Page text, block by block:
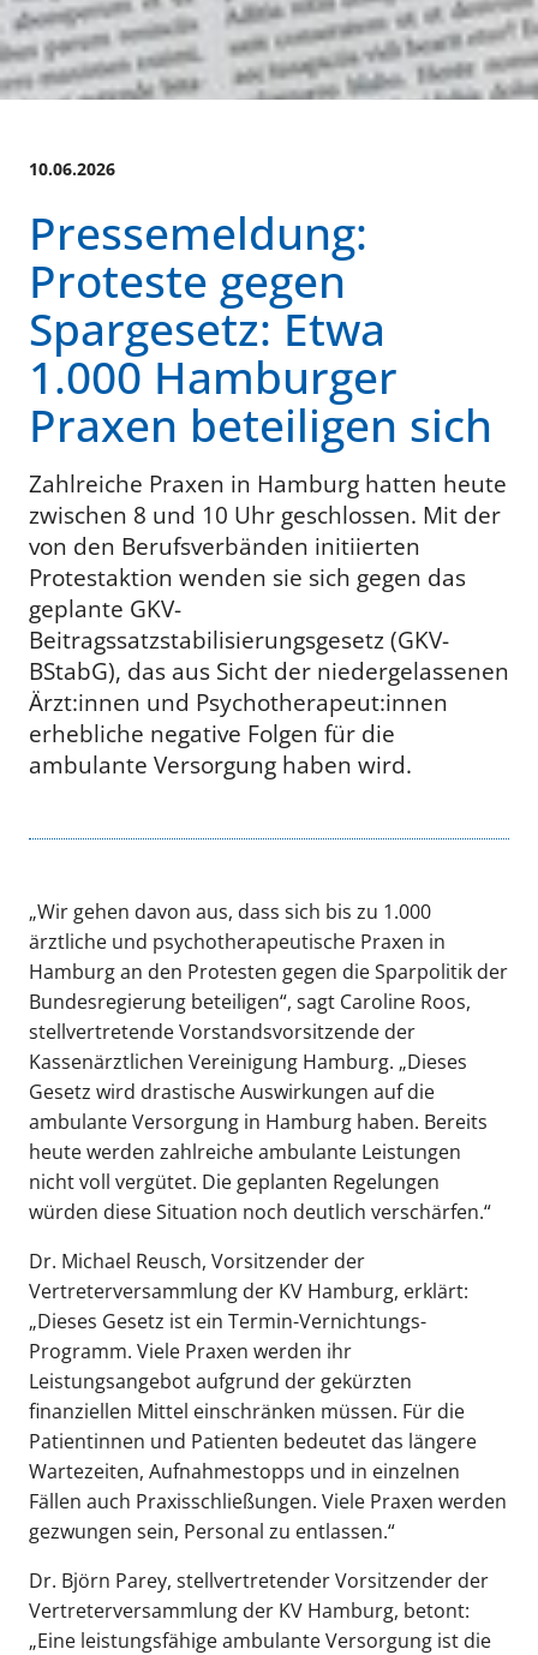
10.06.2026
Pressemeldung:
Proteste gegen
Spargesetz: Etwa
1.000 Hamburger
Praxen beteiligen sich
Zahlreiche Praxen in Hamburg hatten heute
zwischen 8 und 10 Uhr geschlossen. Mit der
von den Berufsverbänden initiierten
Protestaktion wenden sie sich gegen das
geplante GKV-
Beitragssatzstabilisierungsgesetz (GKV-
BStabG), das aus Sicht der niedergelassenen
Ärzt:innen und Psychotherapeut:innen
erhebliche negative Folgen für die
ambulante Versorgung haben wird.
„Wir gehen davon aus, dass sich bis zu 1.000
ärztliche und psychotherapeutische Praxen in
Hamburg an den Protesten gegen die Sparpolitik der
Bundesregierung beteiligen“, sagt Caroline Roos,
stellvertretende Vorstandsvorsitzende der
Kassenärztlichen Vereinigung Hamburg. „Dieses
Gesetz wird drastische Auswirkungen auf die
ambulante Versorgung in Hamburg haben. Bereits
heute werden zahlreiche ambulante Leistungen
nicht voll vergütet. Die geplanten Regelungen
würden diese Situation noch deutlich verschärfen.“
Dr. Michael Reusch, Vorsitzender der
Vertreterversammlung der KV Hamburg, erklärt:
„Dieses Gesetz ist ein Termin-Vernichtungs-
Programm. Viele Praxen werden ihr
Leistungsangebot aufgrund der gekürzten
finanziellen Mittel einschränken müssen. Für die
Patientinnen und Patienten bedeutet das längere
Wartezeiten, Aufnahmestopps und in einzelnen
Fällen auch Praxisschließungen. Viele Praxen werden
gezwungen sein, Personal zu entlassen.“
Dr. Björn Parey, stellvertretender Vorsitzender der
Vertreterversammlung der KV Hamburg, betont:
„Eine leistungsfähige ambulante Versorgung ist die